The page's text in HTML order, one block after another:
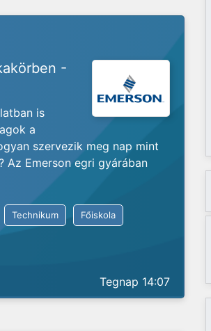
-
is
a
szervezik meg nap mint
Az Emerson egri gyárában
Technikum Főiskola
Tegnap 14:07